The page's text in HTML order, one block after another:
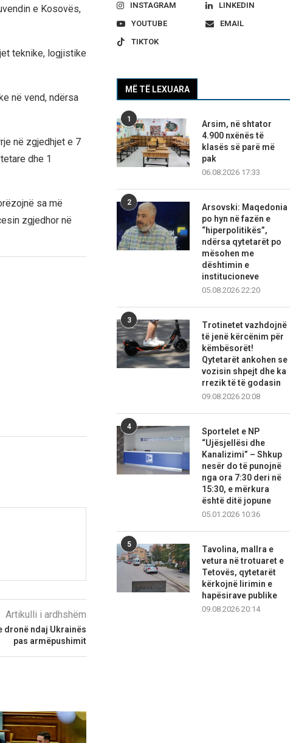
e Kosovës,
teknike, logjistike
në vend, ndërsa
në zgjedhjet e 7
dhe 1
sa më
zgjedhor në
Artikulli i ardhshëm
dronë ndaj Ukrainës
pas armëpushimit
INSTAGRAM
LINKEDIN
YOUTUBE
EMAIL
TIKTOK
MË TË LEXUARA
1
Arsim, në shtator
4.900 nxënës të
klasës së parë më
pak
06.08.2026 17:33
2
Arsovski: Maqedonia
po hyn në fazën e
“hiperpolitikës”,
ndërsa qytetarët po
mësohen me
dështimin e
institucioneve
05.08.2026 22:20
3
Trotinetet vazhdojnë
të jenë kërcënim për
këmbësorët!
Qytetarët ankohen se
vozisin shpejt dhe ka
rrezik të të godasin
09.08.2026 20:08
4
Sportelet e NP
“Ujësjellësi dhe
Kanalizimi” – Shkup
nesër do të punojnë
nga ora 7:30 deri në
15:30, e mërkura
është ditë jopune
05.01.2026 10:36
5
Tavolina, mallra e
vetura në trotuaret e
Tetovës, qytetarët
kërkojnë lirimin e
hapësirave publike
09.08.2026 20:14